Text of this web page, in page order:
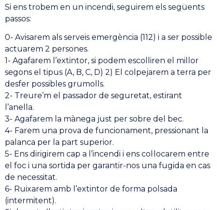
Si ens trobem en un incendi, seguirem els següents
passos:
0- Avisarem als serveis emergència (112) i a ser possible
actuarem 2 persones.
1- Agafarem l’extintor, si podem escolliren el millor
segons el tipus (A, B, C, D) 2) El colpejarem a terra per
desfer possibles grumolls.
2- Treure’m el passador de seguretat, estirant
l’anella.
3- Agafarem la mànega just per sobre del bec.
4- Farem una prova de funcionament, pressionant la
palanca per la part superior.
5- Ens dirigirem cap a l’incendi i ens col·locarem entre
el foc i una sortida per garantir-nos una fugida en cas
de necessitat.
6- Ruixarem amb l’extintor de forma polsada
(intermitent).